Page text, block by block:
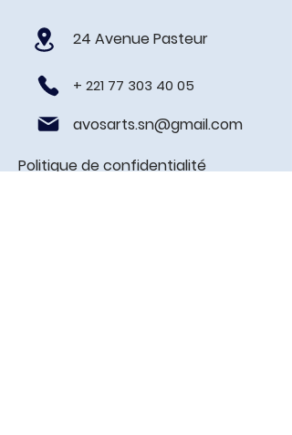
24 Avenue Pasteur
+ 221 77 303 40 05
avosarts.sn@gmail.com
Politique de confidentialité